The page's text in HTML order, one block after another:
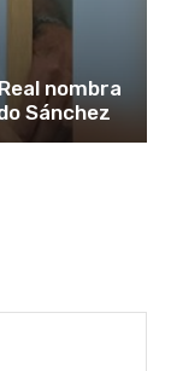
nombra
Sánchez